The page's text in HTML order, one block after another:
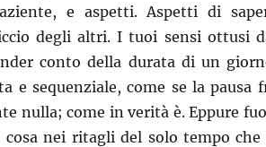
e aspetti. Aspetti di
degli altri. I tuoi sensi ottusi
conto della durata di un
e sequenziale, come se la pausa
nulla; come in verità è. Eppure
nei ritagli del solo tempo